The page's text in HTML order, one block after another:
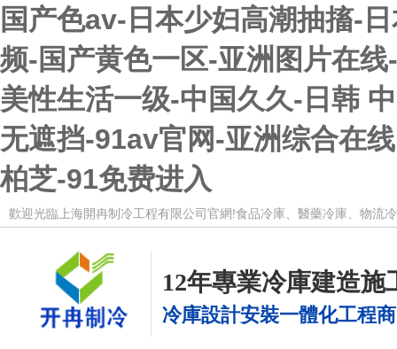
国产色av-日本少妇高潮抽搐-
频-国产黄色一区-亚洲图片在
美性生活一级-中国久久-日韩
无遮挡-91av官网-亚洲综合在
柏芝-91免费进入
歡迎光臨上海開冉制冷工程有限公司官網!食品冷庫、醫藥冷庫、物流
12年專業冷庫建造施
冷庫設計安裝一體化工程商